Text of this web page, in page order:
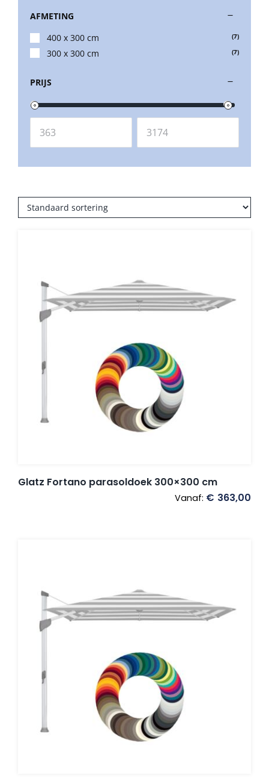
Snel leverbaar
Parasolvoeten
Balkonklemmen
Beschermhoezen
Glatz Vita Collectie
Glatz stofstalen collectie Sampleboeken
Onze merken
AFMETING
400 x 300 cm
(7)
300 x 300 cm (7)
PRIJS
Glatz Fortano parasoldoek 300×300 cm
Vanaf: € 363,00